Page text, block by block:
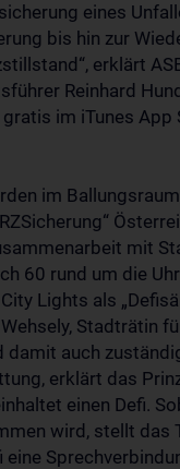
eines
bis hin zur
erklärt
Reinhard
im iTunes App
im
mit
60 rund um die
Lights als
Stadträtin
damit auch
erklärt das
einen Defi.
wird, stellt das
eine